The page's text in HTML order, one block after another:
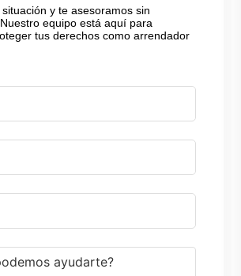
y te asesoramos sin
equipo está aquí para
tus derechos como arrendador